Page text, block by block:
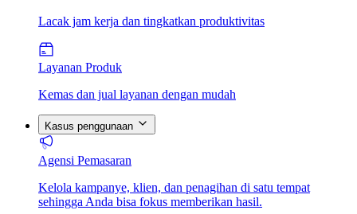
Lacak jam kerja dan tingkatkan produktivitas
Layanan Produk
Kemas dan jual layanan dengan mudah
Kasus penggunaan
Agensi Pemasaran
Kelola kampanye, klien, dan penagihan di satu tempat
sehingga Anda bisa fokus memberikan hasil.